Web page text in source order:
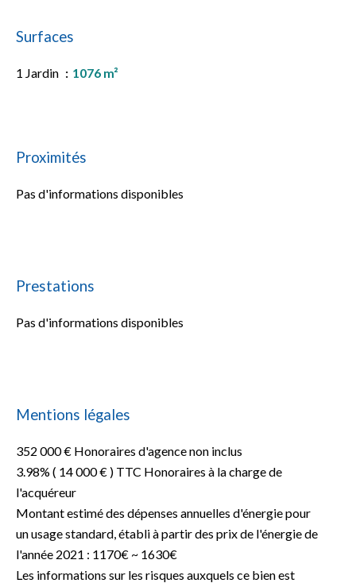
Surfaces
1 Jardin 1076 m²
Proximités
Pas d'informations disponibles
Prestations
Pas d'informations disponibles
Mentions légales
352 000 € Honoraires d'agence non inclus
3.98% ( 14 000 € ) TTC Honoraires à la charge de
l'acquéreur
Montant estimé des dépenses annuelles d'énergie pour
un usage standard, établi à partir des prix de l'énergie de
l'année 2021 : 1170€ ~ 1630€
Les informations sur les risques auxquels ce bien est